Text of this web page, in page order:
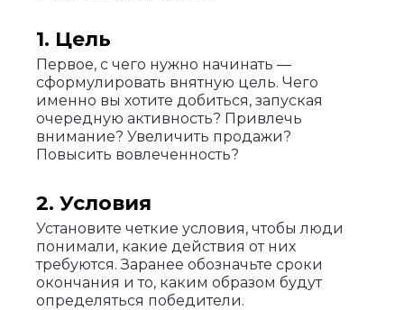
1. Цель
Первое, с чего нужно начинать —
сформулировать внятную цель. Чего
именно вы хотите добиться, запуская
очередную активность? Привлечь
внимание? Увеличить продажи?
Повысить вовлеченность?
2. Условия
Установите четкие условия, чтобы люди
понимали, какие действия от них
требуются. Заранее обозначьте сроки
окончания и то, каким образом будут
определяться победители.